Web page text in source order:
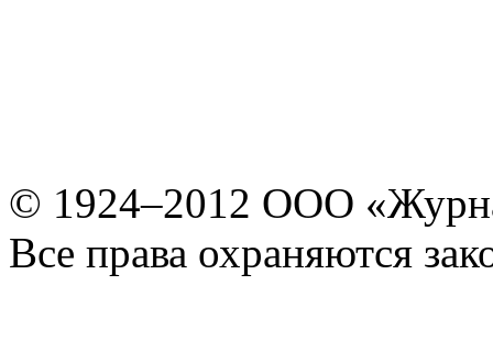
© 1924–2012 ООО
Все права охраняются